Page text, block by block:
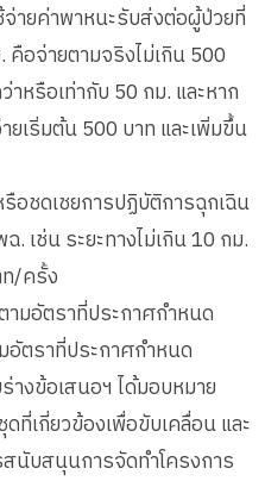
จ่ายค่าพาหนะรับส่งต่อผู้ป่วยที่
อจ่ายตามจริงไม่เกิน 500
หรือเท่ากับ 50 กม. และหาก
ยเริ่มต้น 500 บาท และเพิ่มขึ้น
อชดเชยการปฏิบัติการฉุกเฉิน
. เช่น ระยะทางไม่เกิน 10 กม.
/ครั้ง
ามอัตราที่ประกาศกำหนด
อัตราที่ประกาศกำหนด
งข้อเสนอฯ ได้มอบหมาย
เกี่ยวข้องเพื่อขับเคลื่อน และ
นับสนุนการจัดทำโครงการ